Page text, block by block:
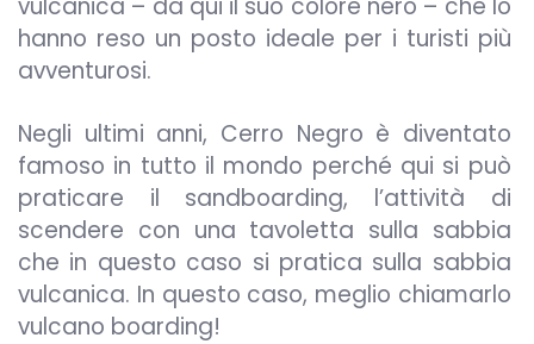
vulcanica – da qui il suo colore nero – che lo
hanno reso un posto ideale per i turisti più
avventurosi.
Negli ultimi anni, Cerro Negro è diventato
famoso in tutto il mondo perché qui si può
praticare il sandboarding, l’attività di
scendere con una tavoletta sulla sabbia
che in questo caso si pratica sulla sabbia
vulcanica. In questo caso, meglio chiamarlo
vulcano boarding!